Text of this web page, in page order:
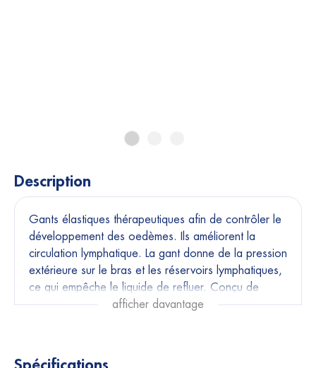
Description
Gants élastiques thérapeutiques afin de contrôler le
développement des oedèmes. Ils améliorent la
circulation lymphatique. La gant donne de la pression
extérieure sur le bras et les réservoirs lymphatiques,
ce qui empêche le liquide de refluer. Conçu de
Nylon Lycra, coutures à l’extérieure. Les coutures
afficher davantage
Spécifications